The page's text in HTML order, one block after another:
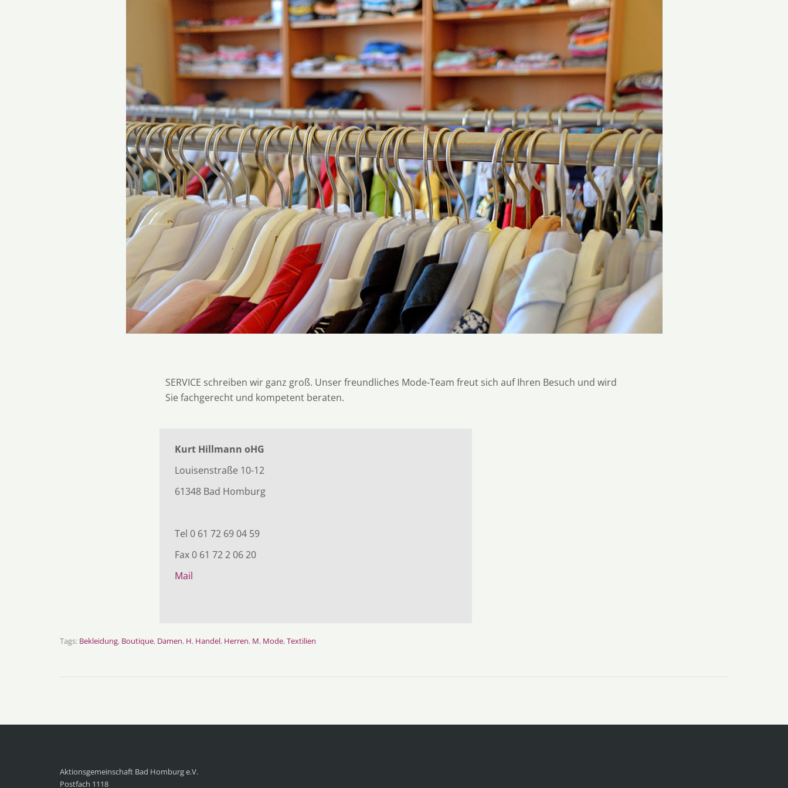
SERVICE schreiben wir ganz groß. Unser freundliches Mode-Team freut sich auf Ihren Besuch und wird
Sie fachgerecht und kompetent beraten.
Kurt Hillmann oHG
Louisenstraße 10-12
61348 Bad Homburg
Tel 0 61 72 69 04 59
Fax 0 61 72 2 06 20
Mail
Tags: Bekleidung, Boutique, Damen, H, Handel, Herren, M, Mode,Textilien
Aktionsgemeinschaft Bad Homburg e.V.
Postfach 1118